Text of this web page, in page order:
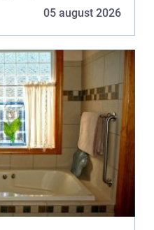
ka...05 august 2026